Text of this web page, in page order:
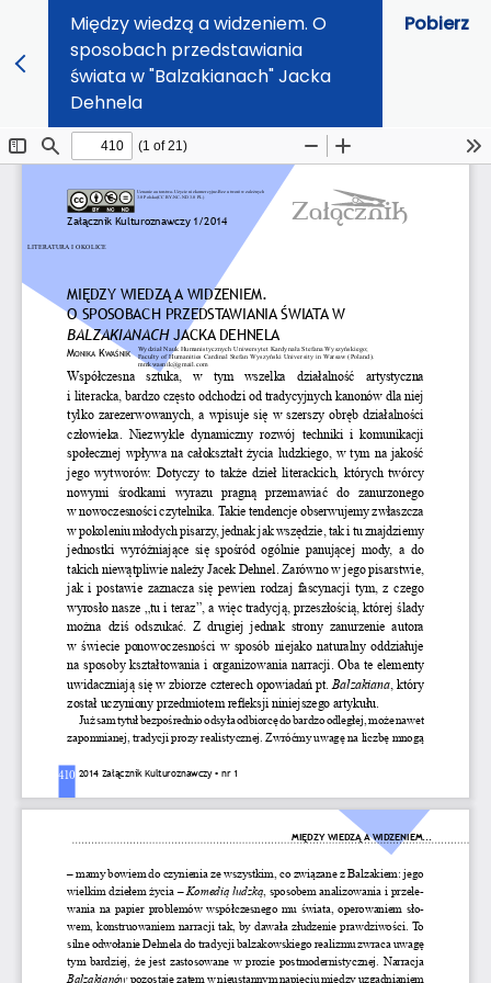
Między wiedzą a widzeniem. O
sposobach przedstawiania
świata w "Balzakianach" Jacka
Dehnela
Pobierz